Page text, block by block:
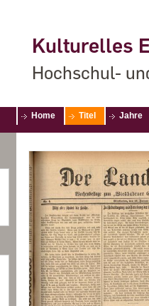
Kulturelles
Hochschul-
Home Titel Jahre